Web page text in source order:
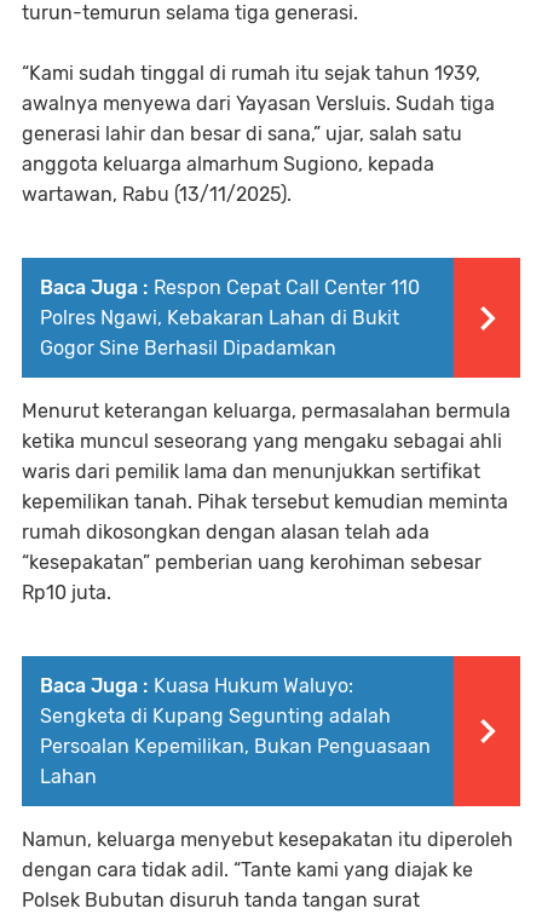
turun-temurun selama tiga generasi.
“Kami sudah tinggal di rumah itu sejak tahun 1939,
awalnya menyewa dari Yayasan Versluis. Sudah tiga
generasi lahir dan besar di sana,” ujar, salah satu
anggota keluarga almarhum Sugiono, kepada
wartawan, Rabu (13/11/2025).
Baca Juga : Respon Cepat Call Center 110
Polres Ngawi, Kebakaran Lahan di Bukit
Gogor Sine Berhasil Dipadamkan
Menurut keterangan keluarga, permasalahan bermula
ketika muncul seseorang yang mengaku sebagai ahli
waris dari pemilik lama dan menunjukkan sertifikat
kepemilikan tanah. Pihak tersebut kemudian meminta
rumah dikosongkan dengan alasan telah ada
“kesepakatan” pemberian uang kerohiman sebesar
Rp10 juta.
Baca Juga : Kuasa Hukum Waluyo:
Sengketa di Kupang Segunting adalah
Persoalan Kepemilikan, Bukan Penguasaan
Lahan
Namun, keluarga menyebut kesepakatan itu diperoleh
dengan cara tidak adil. “Tante kami yang diajak ke
Polsek Bubutan disuruh tanda tangan surat